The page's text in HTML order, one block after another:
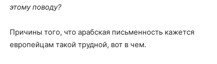
этому поводу?
Причины того, что арабская письменность кажется
европейцам такой трудной, вот в чем.